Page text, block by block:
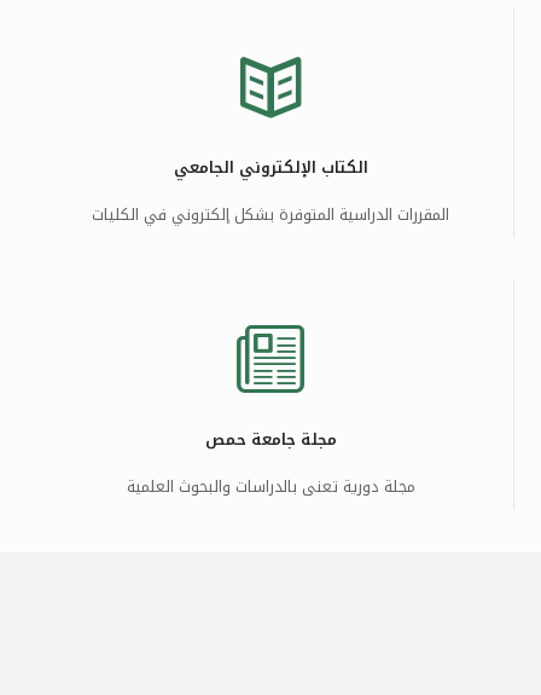
الكتاب الإلكتروني الجامعي
المقررات الدراسية المتوفرة بشكل إلكتروني في الكليات
مجلة جامعة حمص
مجلة دورية تعنى بالدراسات والبحوث العلمية